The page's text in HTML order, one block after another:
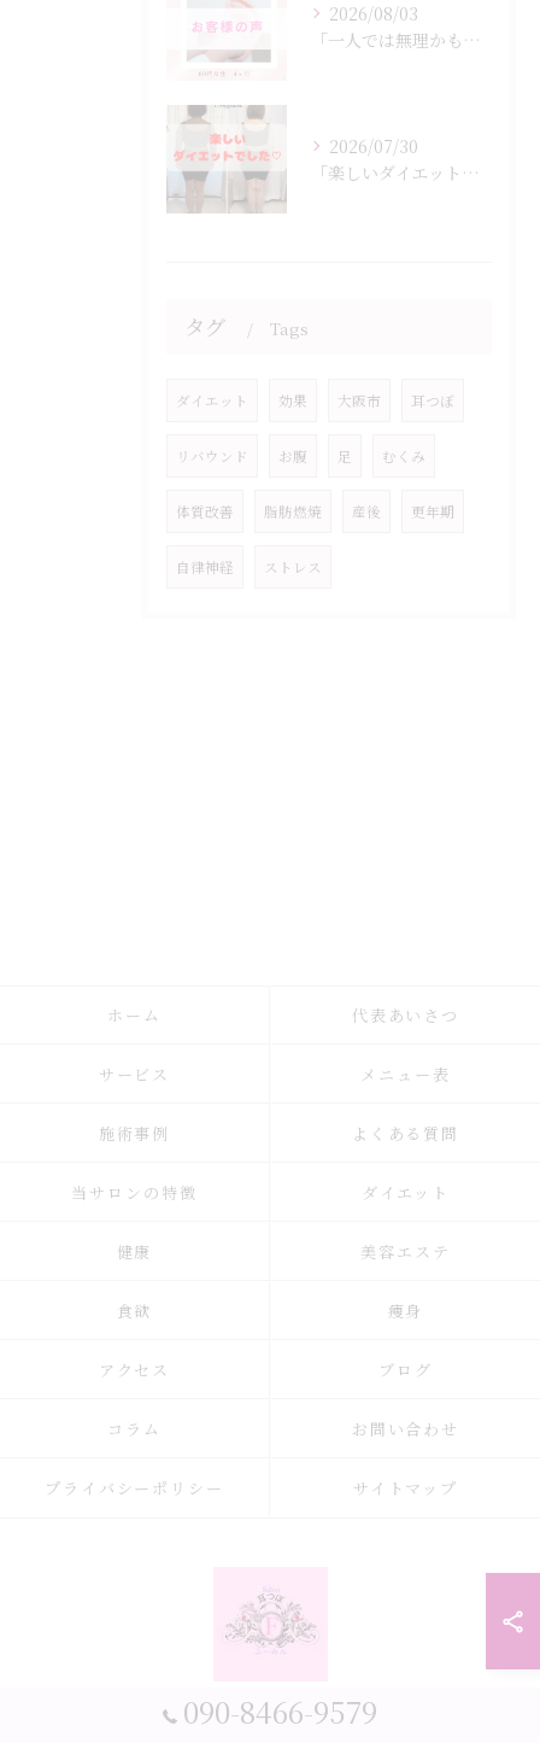
2026/08/03
「一人では無理かも…」
2026/07/30
「楽しいダイエットでした♡」
タグ Tags
ダイエット 効果 大阪市 耳つぼ
リバウンド お腹 足 むくみ
体質改善 脂肪燃焼 産後 更年期
自律神経 ストレス
090-8466-9579
ホーム 代表あいさつ
サービス メニュー表
施術事例 よくある質問
当サロンの特徴 ダイエット
健康 美容エステ
食欲 痩身
アクセス ブログ
コラム お問い合わせ
プライバシーポリシー サイトマップ